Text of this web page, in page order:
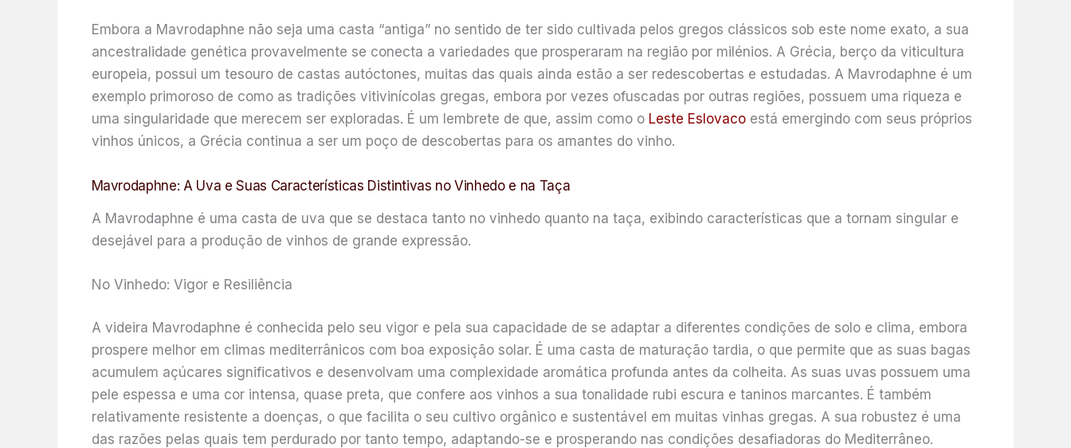
Embora a Mavrodaphne não seja uma casta “antiga” no sentido de ter sido cultivada pelos gregos clássicos sob este nome exato, a sua
ancestralidade genética provavelmente se conecta a variedades que prosperaram na região por milénios. A Grécia, berço da viticultura
europeia, possui um tesouro de castas autóctones, muitas das quais ainda estão a ser redescobertas e estudadas. A Mavrodaphne é um
exemplo primoroso de como as tradições vitivinícolas gregas, embora por vezes ofuscadas por outras regiões, possuem uma riqueza e
uma singularidade que merecem ser exploradas. É um lembrete de que, assim como o Leste Eslovacoestá emergindo com seus próprios
vinhos únicos, a Grécia continua a ser um poço de descobertas para os amantes do vinho.
Mavrodaphne: A Uva e Suas Características Distintivas no Vinhedo e na Taça
A Mavrodaphne é uma casta de uva que se destaca tanto no vinhedo quanto na taça, exibindo características que a tornam singular e
desejável para a produção de vinhos de grande expressão.
No Vinhedo: Vigor e Resiliência
A videira Mavrodaphne é conhecida pelo seu vigor e pela sua capacidade de se adaptar a diferentes condições de solo e clima, embora
prospere melhor em climas mediterrânicos com boa exposição solar. É uma casta de maturação tardia, o que permite que as suas bagas
acumulem açúcares significativos e desenvolvam uma complexidade aromática profunda antes da colheita. As suas uvas possuem uma
pele espessa e uma cor intensa, quase preta, que confere aos vinhos a sua tonalidade rubi escura e taninos marcantes. É também
relativamente resistente a doenças, o que facilita o seu cultivo orgânico e sustentável em muitas vinhas gregas. A sua robustez é uma
das razões pelas quais tem perdurado por tanto tempo, adaptando-se e prosperando nas condições desafiadoras do Mediterrâneo.